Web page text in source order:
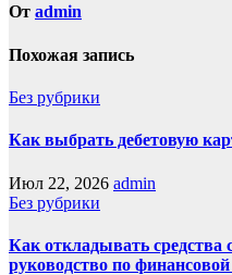
От admin
Похожая запись
Без рубрики
Как выбрать дебетовую
Июл 22, 2026 admin
Без рубрики
Как откладывать средства
руководство по